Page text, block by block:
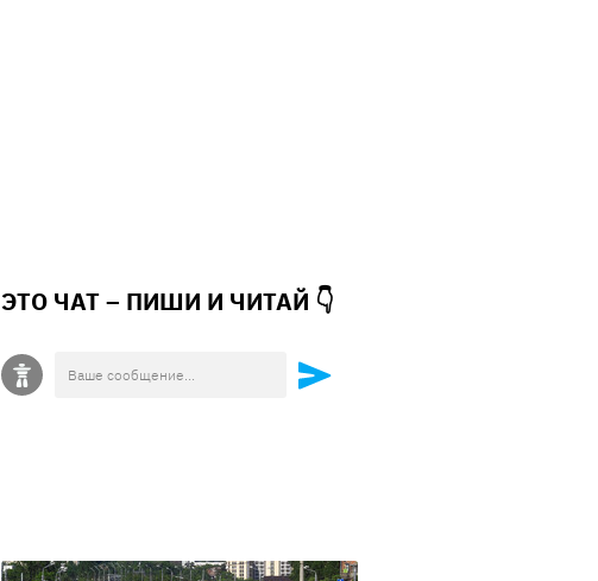
ЭТО ЧАТ – ПИШИ И ЧИТАЙ 👇